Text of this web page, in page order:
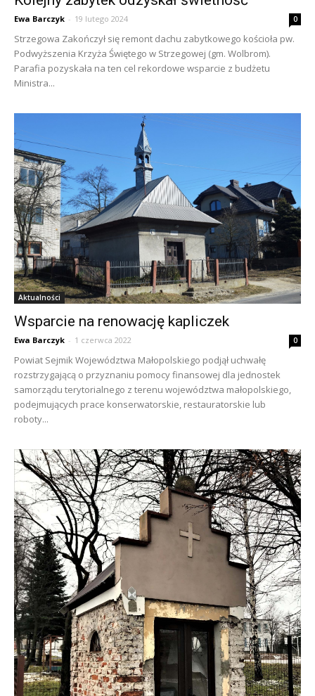
Ewa Barczyk - 19 lutego 2024 0
Strzegowa Zakończył się remont dachu zabytkowego kościoła pw.
Podwyższenia Krzyża Świętego w Strzegowej (gm. Wolbrom).
Parafia pozyskała na ten cel rekordowe wsparcie z budżetu
Ministra...
Aktualności
Wsparcie na renowację kapliczek
Ewa Barczyk - 1 czerwca 2022 0
Powiat Sejmik Województwa Małopolskiego podjął uchwałę
rozstrzygającą o przyznaniu pomocy finansowej dla jednostek
samorządu terytorialnego z terenu województwa małopolskiego,
podejmujących prace konserwatorskie, restauratorskie lub
roboty...